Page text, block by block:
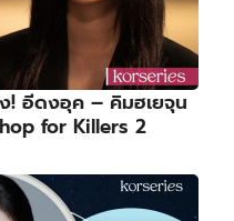
! อีดงอุค – คิมฮเยจุน
for Killers 2